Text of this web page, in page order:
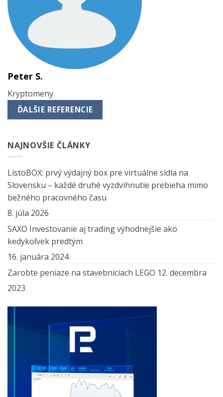
Peter S.
Kryptomeny
ĎALŠIE REFERENCIE
NAJNOVŠIE ČLÁNKY
ListoBOX: prvý výdajný box pre virtuálne sídla na
Slovensku – každé druhé vyzdvihnutie prebieha mimo
bežného pracovného času
8. júla 2026
SAXO Investovanie aj trading výhodnejšie ako
kedykoľvek predtým
16. januára 2024
Zarobte peniaze na stavebniciach LEGO 12. decembra
2023